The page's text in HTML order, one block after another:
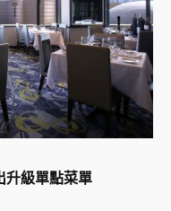
級單點菜單